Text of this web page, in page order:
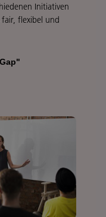
Initiativen
flexibel und